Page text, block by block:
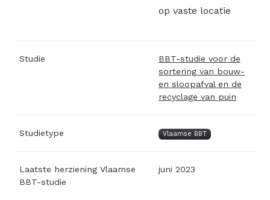
op vaste locatie
Studie
BBT-studie voor de
sortering van bouw-
en sloopafval en de
recyclage van puin
Studietype Vlaamse BBT
Laatste herziening Vlaamse
BBT-studie
juni 2023